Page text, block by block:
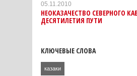
05.11.2010
НЕОКАЗАЧЕСТВО СЕВЕРНОГО
ДЕСЯТИЛЕТИЯ ПУТИ
КЛЮЧЕВЫЕ СЛОВА
казаки